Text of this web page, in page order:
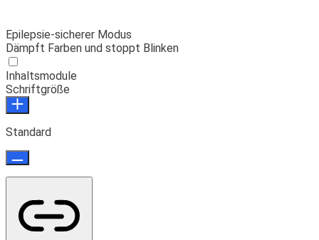
Epilepsie-sicherer Modus
Dämpft Farben und stoppt Blinken
Inhaltsmodule
Schriftgröße
Standard